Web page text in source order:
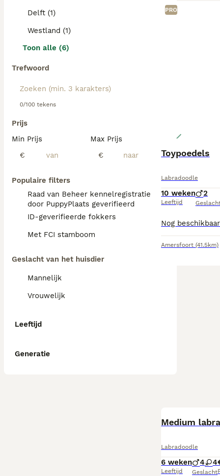
Delft (1)
Westland (1)
Toon alle (6)
Trefwoord
0/100 tekens
Prijs
Min Prijs
€
Max Prijs
€
Populaire filters
Raad van Beheer kennelregistratie
door PuppyPlaats geverifieerd
ID-geverifieerde fokkers
Met FCI stamboom
Geslacht van het huisdier
Mannelijk
Vrouwelijk
Leeftijd
Generatie
Lees onze
PRO
Toypoedels
Labradoodle
10 weken
Leeftijd
2
Amersfoort (41.5km)
Medium
Labradoodle
6 weken
Leeftijd
4 4
Geslacht